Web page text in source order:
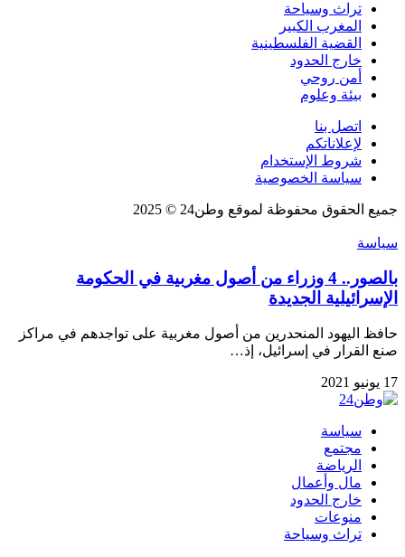
تراث وسياحة
المغرب الكبير
القضية الفلسطينية
خارج الحدود
أمن روحي
بيئة وعلوم
اتصل بنا
لإعلاناتكم
شروط الإستخدام
سياسة الخصوصية
جميع الحقوق محفوظة لموقع وطن24 © 2025
سياسة
بالصور.. 4 وزراء من أصول مغربية في الحكومة
الإسرائيلية الجديدة
حافظ اليهود المنحدرين من أصول مغربية على تواجدهم في مراكز
صنع القرار في إسرائيل، إذ…
17 يونيو 2021
سياسة
مجتمع
الرياضة
مال وأعمال
خارج الحدود
منوعات
تراث وسياحة